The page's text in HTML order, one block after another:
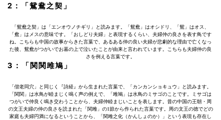
2：「鴛鴦之契」
「鴛鴦之契」は「エンオウノチギリ」と読みます。「鴛鴦」はオシドリ、「鴛」はオス、
「鴦」はメスの意味です。「おしどり夫婦」と表現するくらい、夫婦仲の良さを表す鳥です
ね。こちらも中国の故事からきた言葉で、あるある仲の良い夫婦が悲劇的な理由で亡くなっ
た後、鴛鴦がつがいでお墓の上で泣いたことが由来と言われています。こちらも夫婦仲の良
さを例える言葉です。
3：「関関雎鳩」
「偕老同穴」と同じく『詩経』から生まれた言葉で、「カンカンショキュウ」と読みます。
「関関」は水鳥が睦まじく鳴く声の例えで、「雎鳩」は水鳥のミサゴのことです。ミサゴは
つがいで仲良く鳴き交わうことから、夫婦仲睦まじいことを表します。昔の中国の王朝・周
の文王夫婦の仲の良さを読まれた「関雎」の1節から作られた言葉です。周の文王の徳でどの
家庭も夫婦円満になるということから、「関雎之化（かんしょのか）」という表現も存在し